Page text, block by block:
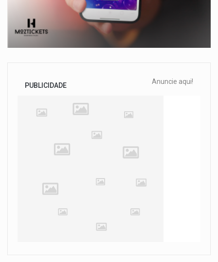
PUBLICIDADE Anuncie aqui!